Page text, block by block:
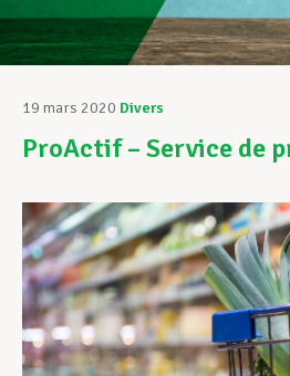
Assistance au Travail
Vos droits
Assistance en vie privée
Développement
19 mars 2020 Divers
ProActif – Service de